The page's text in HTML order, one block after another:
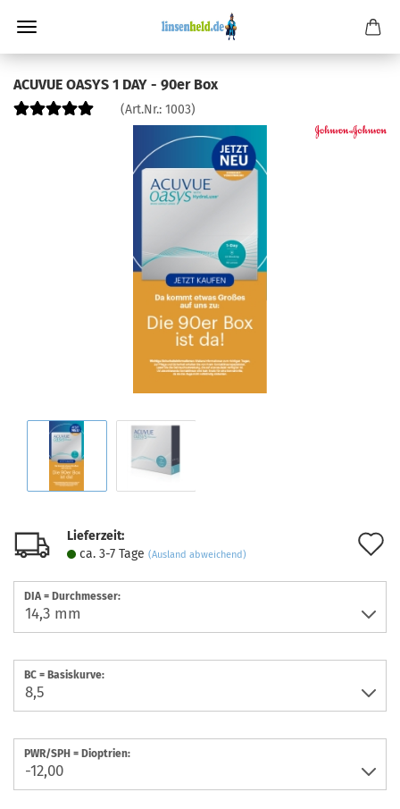
ACUVUE OASYS 1 DAY - 90er Box
(Art.Nr.: 1003)
Lieferzeit:
ca. 3-7 Tage (Ausland abweichend)
DIA = Durchmesser:
BC = Basiskurve:
PWR/SPH = Dioptrien: